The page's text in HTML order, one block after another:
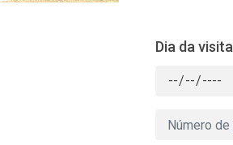
Dia da visita